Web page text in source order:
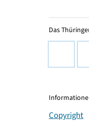
Das
Copyright